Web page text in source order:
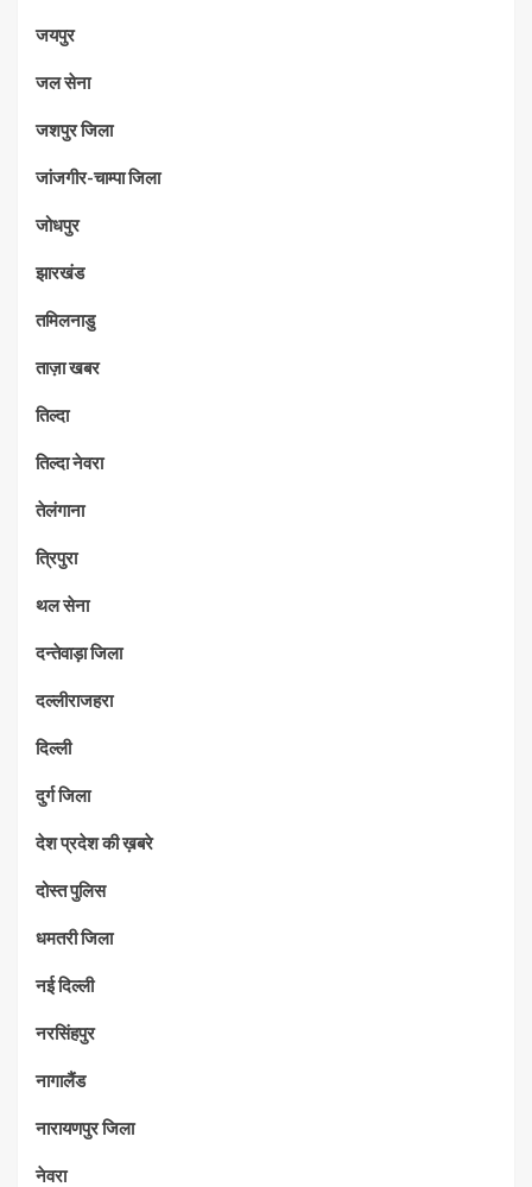
जयपुर
जल सेना
जशपुर जिला
जांजगीर-चाम्पा जिला
जोधपुर
झारखंड
तमिलनाडु
ताज़ा खबर
तिल्दा
तिल्दा नेवरा
तेलंगाना
त्रिपुरा
थल सेना
दन्तेवाड़ा जिला
दल्लीराजहरा
दिल्ली
दुर्ग जिला
देश प्रदेश की ख़बरे
दोस्त पुलिस
धमतरी जिला
नई दिल्ली
नरसिंहपुर
नागालैंड
नारायणपुर जिला
नेवरा